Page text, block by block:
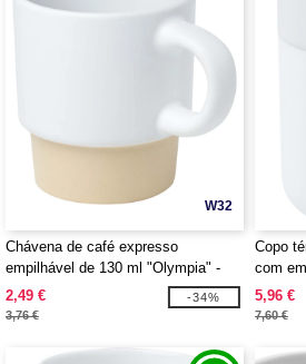
W32
Chávena de café expresso
empilhável de 130 ml "Olympia" -
EgotierPro 100805
2,49 €
3,76 €
-34%
Copo
com
de
100808
5,96 €
7,60 €